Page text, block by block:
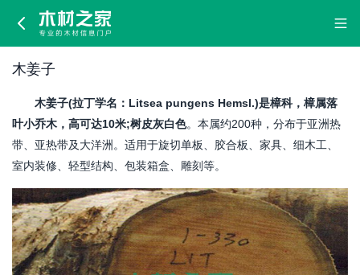
木
姜
木姜子
木姜子(拉丁学名：Litsea pungens Hemsl.)是樟科，樟属落
叶小乔木，高可达10米;树皮灰白色。本属约200种，分布于亚洲热
带、亚热带及大洋洲。适用于旋切单板、胶合板、家具、细木工、
室内装修、轻型结构、包装箱盒、雕刻等。